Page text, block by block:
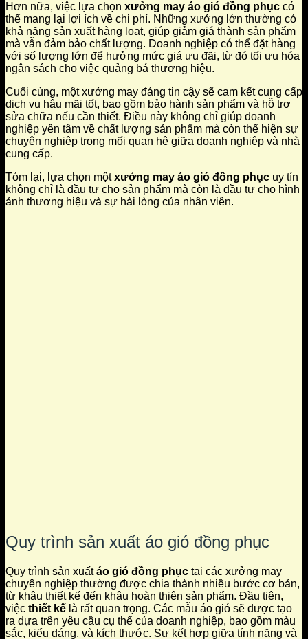
Hơn nữa, việc lựa chọn xưởng may áo gió đồng phục có
thể mang lại lợi ích về chi phí. Những xưởng lớn thường có
khả năng sản xuất hàng loạt, giúp giảm giá thành sản phẩm
mà vẫn đảm bảo chất lượng. Doanh nghiệp có thể đặt hàng
với số lượng lớn để hưởng mức giá ưu đãi, từ đó tối ưu hóa
ngân sách cho việc quảng bá thương hiệu.
Cuối cùng, một xưởng may đáng tin cậy sẽ cam kết cung cấp
dịch vụ hậu mãi tốt, bao gồm bảo hành sản phẩm và hỗ trợ
sửa chữa nếu cần thiết. Điều này không chỉ giúp doanh
nghiệp yên tâm về chất lượng sản phẩm mà còn thể hiện sự
chuyên nghiệp trong mối quan hệ giữa doanh nghiệp và nhà
cung cấp.
Tóm lại, lựa chọn mộtxưởng may áo gió đồng phục uy tín
không chỉ là đầu tư cho sản phẩm mà còn là đầu tư cho hình
ảnh thương hiệu và sự hài lòng của nhân viên.
Quy trình sản xuất áo gió đồng phục
Quy trình sản xuấtáo gió đồng phục tại các xưởng may
chuyên nghiệp thường được chia thành nhiều bước cơ bản,
từ khâu thiết kế đến khâu hoàn thiện sản phẩm. Đầu tiên,
việc thiết kế là rất quan trọng. Các mẫu áo gió sẽ được tạo
ra dựa trên yêu cầu cụ thể của doanh nghiệp, bao gồm màu
sắc, kiểu dáng, và kích thước. Sự kết hợp giữa tính năng và